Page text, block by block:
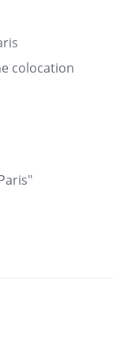
colocation